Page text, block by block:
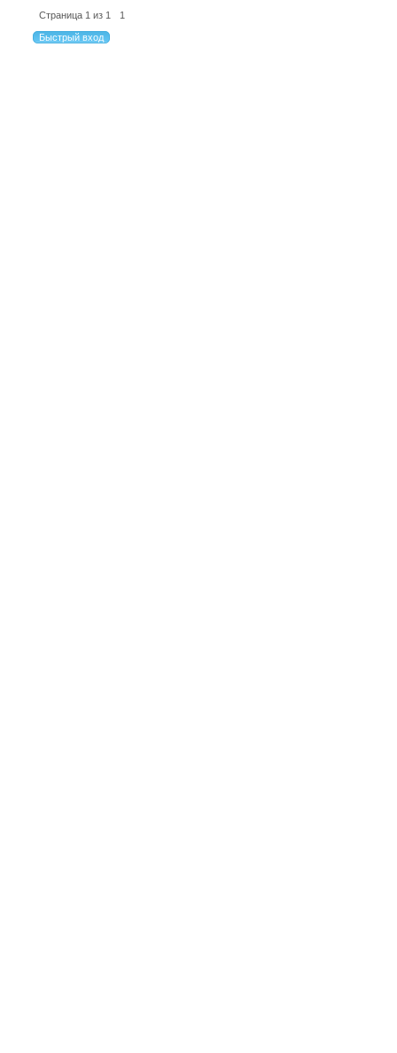
Страница 1 из 1 1